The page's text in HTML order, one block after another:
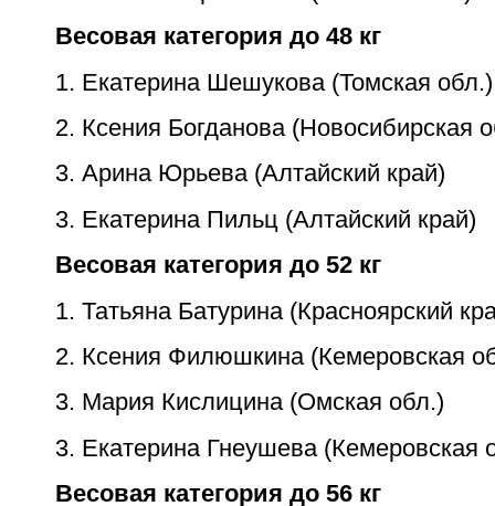
Весовая категория до 48 кг
1. Екатерина Шешукова (Томская обл.)
2. Ксения Богданова (Новосибирская
3. Арина Юрьева (Алтайский край)
3. Екатерина Пильц (Алтайский край)
Весовая категория до 52 кг
1. Татьяна Батурина (Красноярский
2. Ксения Филюшкина (Кемеровская
3. Мария Кислицина (Омская обл.)
3. Екатерина Гнеушева (Кемеровская
Весовая категория до 56 кг